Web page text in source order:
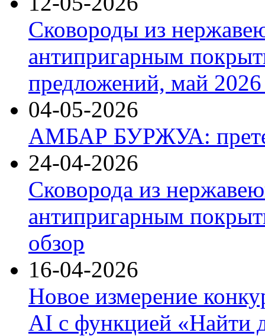
Сковороды из
антипригарным
предложений, май 2026
04-05-2026
АМБАР БУРЖУА:
24-04-2026
Сковорода из
антипригарным
обзор
16-04-2026
Новое измерение
AI с функцией «Найти